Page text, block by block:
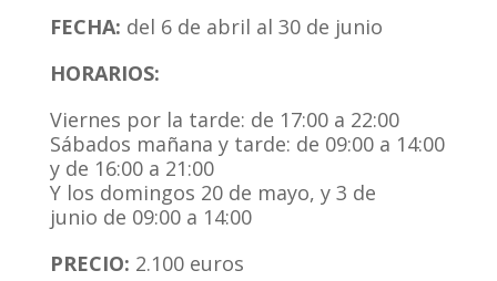
FECHA: del 6 de abril al 30 de junio
HORARIOS:
Viernes por la tarde: de 17:00 a 22:00
Sábados mañana y tarde: de 09:00 a 14:00
y de 16:00 a 21:00
Y los domingos 20 de mayo, y 3 de
junio de 09:00 a 14:00
PRECIO: 2.100 euros